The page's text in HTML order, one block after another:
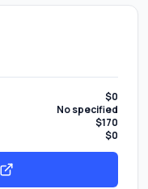
$0
No specified
$170
$0